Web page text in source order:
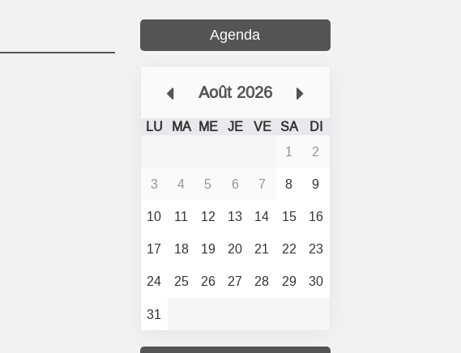
Agenda
Août 2026
LU MA ME JE VE SA
DI
1
2
3
4 5 6 7 8
9
10
11 12 13 14 15
16
17
18 19 20 21 22
23
24
25 26 27 28 29
30
31